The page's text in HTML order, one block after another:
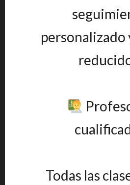
personalizado
Todas las